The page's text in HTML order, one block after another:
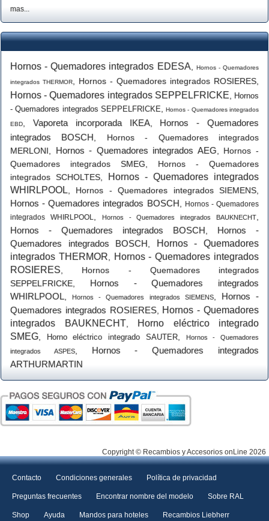
mas...
Hornos - Quemadores integrados EDESA, Hornos - Quemadores
integrados THERMOR Hornos - Quemadores integrados ROSIERES
Hornos - Quemadores integrados SEPPELFRICKE
Hornos
- Quemadores integrados SEPPELFRICKE ,Hornos - Quemadores integrados
EBD Vaporeta incorporada IKEA, Hornos - Quemadores
integrados BOSCH
Hornos - Quemadores integrados
MERLONI
Hornos - Quemadores integrados AEG
Hornos -
Quemadores integrados SMEG
Hornos - Quemadores
integrados SCHOLTES
Hornos - Quemadores integrados
WHIRLPOOL
Hornos - Quemadores integrados SIEMENS
Hornos - Quemadores integrados BOSCH
Hornos - Quemadores
integrados WHIRLPOOL
Hornos - Quemadores integrados BAUKNECHT
Hornos - Quemadores integrados BOSCH
Hornos -
Quemadores integrados BOSCH
Hornos - Quemadores
integrados THERMOR
Hornos - Quemadores integrados
ROSIERES
Hornos - Quemadores integrados
SEPPELFRICKE
Hornos - Quemadores integrados
WHIRLPOOL ,Hornos - Quemadores integrados SIEMENS, Hornos -
Quemadores integrados ROSIERES, Hornos - Quemadores
integrados BAUKNECHT,
Horno eléctrico integrado
SMEG
Horno eléctrico integrado SAUTER,
Hornos - Quemadores
integrados ASPES, Hornos - Quemadores integrados
ARTHURMARTIN
Copyright © Recambios y Accesorios onLine 2026
Contacto Condiciones generales Política de privacidad
Preguntas frecuentes Encontrar nombre del modelo Sobre RAL
Shop Ayuda Mandos para hoteles Recambios Liebherr